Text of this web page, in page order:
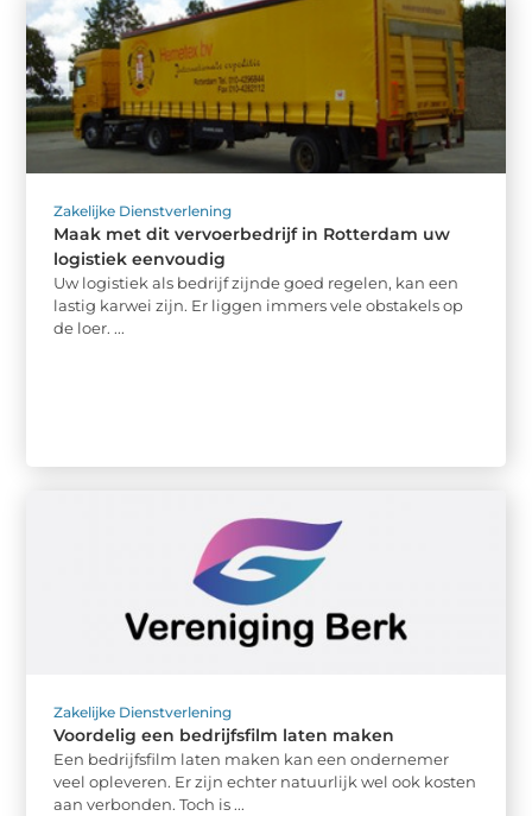
Zakelijke Dienstverlening
Maak met dit vervoerbedrijf in Rotterdam uw
logistiek eenvoudig
Uw logistiek als bedrijf zijnde goed regelen, kan een
lastig karwei zijn. Er liggen immers vele obstakels op
de loer. ...
Zakelijke Dienstverlening
Voordelig een bedrijfsfilm laten maken
Een bedrijfsfilm laten maken kan een ondernemer
veel opleveren. Er zijn echter natuurlijk wel ook kosten
aan verbonden. Toch is ...